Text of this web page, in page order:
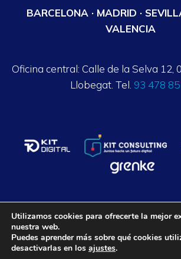
BARCELONA · MADRID ·
VALENCIA
Oficina central: Calle de la Selva 12,
Llobegat. Tel. 93 478
Axalpha Consulting ©
Aviso legal
Política de privacidad
Utilizamos cookies para ofrecerte la mejor
nuestra web.
Puedes aprender más sobre qué cookies
desactivarlas en los ajustes.